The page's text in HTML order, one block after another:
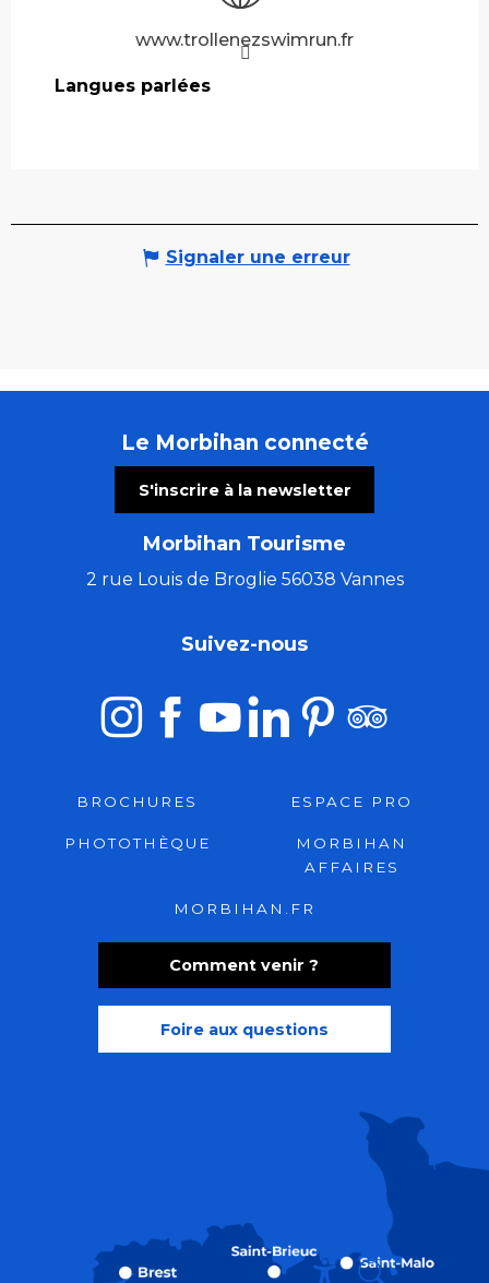
www.trollenezswimrun.fr
Langues parlées
Langues parlées
Signaler une erreur
Le Morbihan connecté
S'inscrire à la newsletter
Morbihan Tourisme
2 rue Louis de Broglie 56038 Vannes
Comment venir ?
Foire aux questions
Suivez-nous
BROCHURES ESPACE PRO
PHOTOTHÈQUE
MORBIHAN
AFFAIRES
MORBIHAN.FR